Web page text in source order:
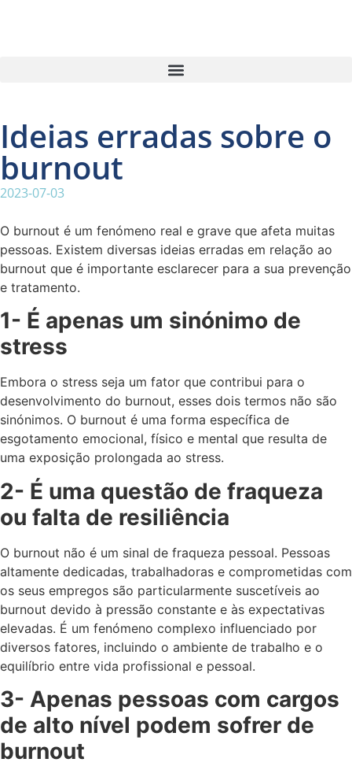
Ideias erradas sobre o
burnout
2023-07-03
O burnout é um fenómeno real e grave que afeta muitas
pessoas. Existem diversas ideias erradas em relação ao
burnout que é importante esclarecer para a sua prevenção
e tratamento.
1- É apenas um sinónimo de
stress
Embora o stress seja um fator que contribui para o
desenvolvimento do burnout, esses dois termos não são
sinónimos. O burnout é uma forma específica de
esgotamento emocional, físico e mental que resulta de
uma exposição prolongada ao stress.
2- É uma questão de fraqueza
ou falta de resiliência
O burnout não é um sinal de fraqueza pessoal. Pessoas
altamente dedicadas, trabalhadoras e comprometidas com
os seus empregos são particularmente suscetíveis ao
burnout devido à pressão constante e às expectativas
elevadas. É um fenómeno complexo influenciado por
diversos fatores, incluindo o ambiente de trabalho e o
equilíbrio entre vida profissional e pessoal.
3- Apenas pessoas com cargos
de alto nível podem sofrer de
burnout